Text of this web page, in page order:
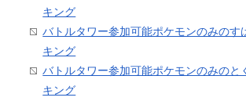
キング
バトルタワー参加可能ポケモンのみのす
キング
バトルタワー参加可能ポケモンのみのと
キング